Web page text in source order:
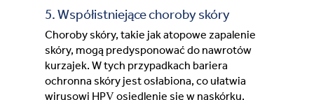
5. Współistniejące choroby skóry
Choroby skóry, takie jak atopowe zapalenie
skóry, mogą predysponować do nawrotów
kurzajek. W tych przypadkach bariera
ochronna skóry jest osłabiona, co ułatwia
wirusowi HPV osiedlenie się w naskórku.